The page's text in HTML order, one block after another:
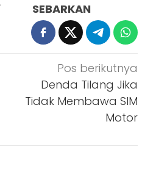
SEBARKAN
Pos berikutnya
Denda Tilang Jika
Tidak Membawa SIM
Motor